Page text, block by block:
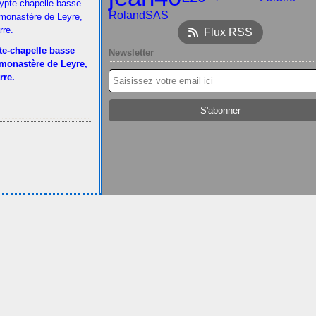
chapelle basse
de Leyre,
RolandSAS
Flux RSS
Newsletter